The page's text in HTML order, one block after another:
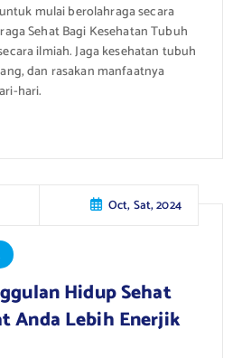
mulai berolahraga secara
Sehat Bagi Kesehatan Tubuh
ilmiah. Jaga kesehatan tubuh
dan rasakan manfaatnya
hari.
Oct, Sat, 2024
Hidup Sehat
Anda Lebih Enerjik